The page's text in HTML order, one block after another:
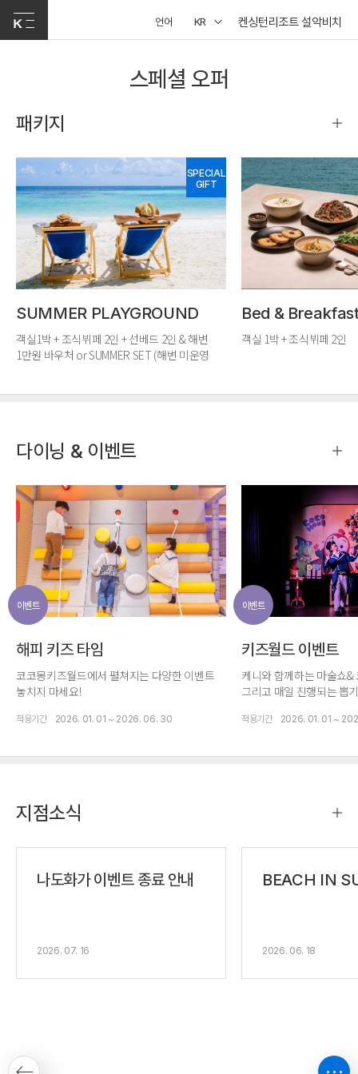
언어 KR 켄싱턴리조트 설악비치
스페셜 오퍼
패키지
SPECIAL
GIFT
SUMMER PLAYGROUND
객실1박 + 조식뷔페 2인 + 선베드 2인 & 해변
1만원 바우처 or SUMMER SET (해변 미운영
Bed &
객실 1박 + 조식뷔페 2인
다이닝 & 이벤트
이벤트
해피 키즈 타임
코코몽키즈월드에서 펼쳐지는 다양한 이벤트
놓치지 마세요!
적용기간 2026. 01. 01 ~ 2026. 06. 30
이벤트
키즈월드 이벤트
케니와 함께하는 마술쇼&
그리고 매일 진행되는 뽑
적용기간 2026. 01. 01 ~
지점소식
나도화가 이벤트 종료 안내
2026. 07. 16
BEACH IN
2026. 06. 18